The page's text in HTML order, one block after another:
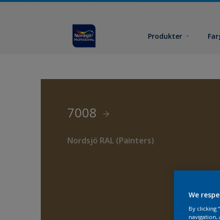
Produkter
7008
Nordsjö RAL (Painters)
We
By clicking
navigation,